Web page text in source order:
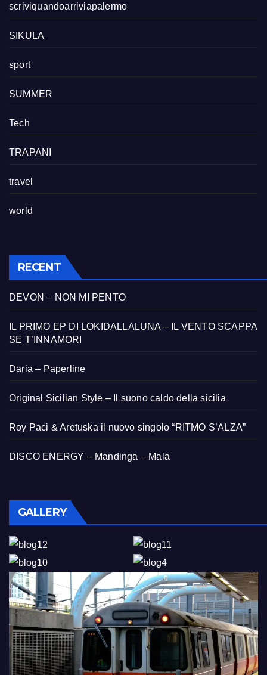
scriviquandoarriviapalermo
SIKULA
sport
SUMMER
Tech
TRAPANI
travel
world
RECENT
DEVON – NON MI PENTO
IL PRIMO EP DI LOKIDALLALUNA – IL VENTO SCAPPA
SE T’INNAMORI
Daria – Paperline
Original Sicilian Style – Il suono caldo della sicilia
Roy Paci & Aretuska il nuovo singolo “RITMO S’ALZA”
DISCO ENERGY – Mandinga – Mala
GALLERY